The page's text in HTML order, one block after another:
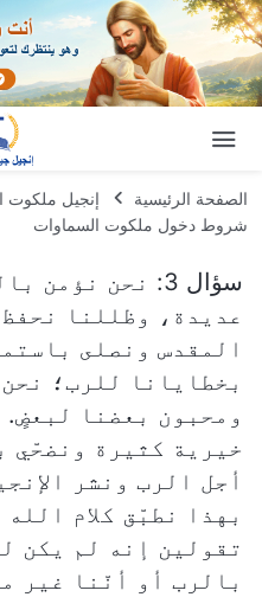
الصفحة الرئيسية إنجيل ملكوت
شروط دخول ملكوت السماوات
سؤال 3: نحن
عديدة، وظللنا
المقدس ونصلى
بخطايانا للرب؛
ومحبون بعضنا
خيرية كثيرة ونضحّي
أجل الرب ونشر
بهذا نطبّق كلام
تقولين إنه لم يكن
بالرب أو أنّنا غير